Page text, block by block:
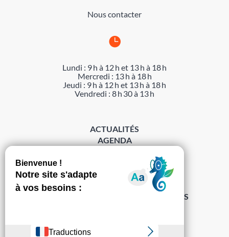
Nous contacter

Lundi : 9 h à 12 h et 13 h à 18 h
Mercredi : 13 h à 18 h
Jeudi : 9 h à 12 h et 13 h à 18 h
Vendredi : 8 h 30 à 13 h
ACTUALITÉS
AGENDA
MENTIONS LÉGALES
PROTECTION DES DONNÉES
POLITIQUE DE GESTION DES COOKIES